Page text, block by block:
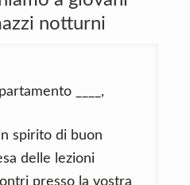
notturni
____,
spirito di buon
delle lezioni
presso la vostra